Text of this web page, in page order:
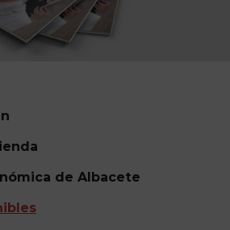
de Albacete